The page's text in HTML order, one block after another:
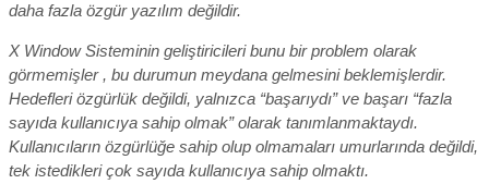
daha fazla özgür yazılım değildir.
X Window Sisteminin geliştiricileri bunu bir problem olarak
görmemişler , bu durumun meydana gelmesini beklemişlerdir.
Hedefleri özgürlük değildi, yalnızca “başarıydı” ve başarı “fazla
sayıda kullanıcıya sahip olmak” olarak tanımlanmaktaydı.
Kullanıcıların özgürlüğe sahip olup olmamaları umurlarında değildi,
tek istedikleri çok sayıda kullanıcıya sahip olmaktı.